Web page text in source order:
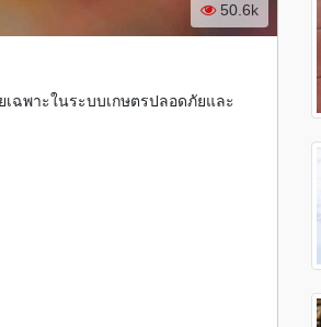
50.6k
ฉพาะในระบบเกษตรปลอดภัยและ